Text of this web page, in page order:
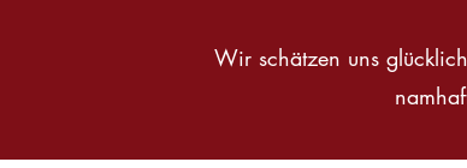
Wir schätzen uns